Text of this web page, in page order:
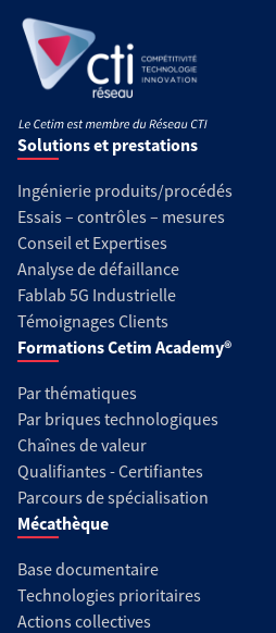
Solutions et prestations
Ingénierie produits/procédés
Essais – contrôles – mesures
Conseil et Expertises
Analyse de défaillance
Fablab 5G Industrielle
Témoignages Clients
Formations Cetim Academy®
Par thématiques
Par briques technologiques
Chaînes de valeur
Qualifiantes - Certifiantes
Parcours de spécialisation
Mécathèque
Base documentaire
Technologies prioritaires
Actions collectives